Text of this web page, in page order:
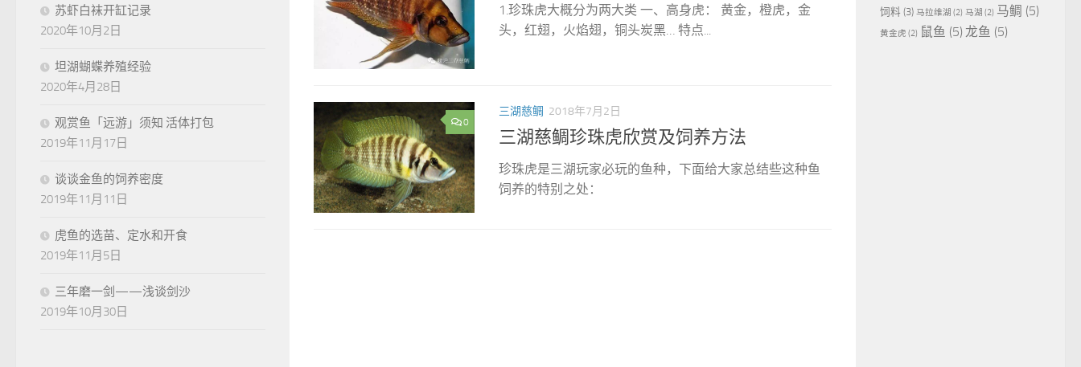
1.珍珠虎大概分为两大类 一、高身虎： 黄金，橙虎，金
头，红翅，火焰翅，铜头炭黑… 特点...
0
三湖慈鲷 2018年7月2日
三湖慈鲷珍珠虎欣赏及饲养方法
珍珠虎是三湖玩家必玩的鱼种，下面给大家总结些这种鱼
饲养的特别之处：
苏虾白袜开缸记录
2020年10月2日
坦湖蝴蝶养殖经验
2020年4月28日
观赏鱼「远游」须知 活体打包
2019年11月17日
谈谈金鱼的饲养密度
2019年11月11日
虎鱼的选苗、定水和开食
2019年11月5日
三年磨一剑——浅谈剑沙
2019年10月30日
饲料 (3) 马拉维湖 (2) 马湖 (2) 马鲷 (5)
黄金虎 (2) 鼠鱼 (5) 龙鱼 (5)